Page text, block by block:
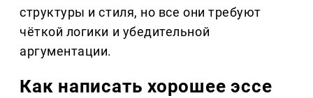
структуры и стиля, но все они требуют
чёткой логики и убедительной
аргументации.
Как написать хорошее эссе